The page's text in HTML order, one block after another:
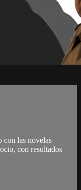
con las novelas
con resultados